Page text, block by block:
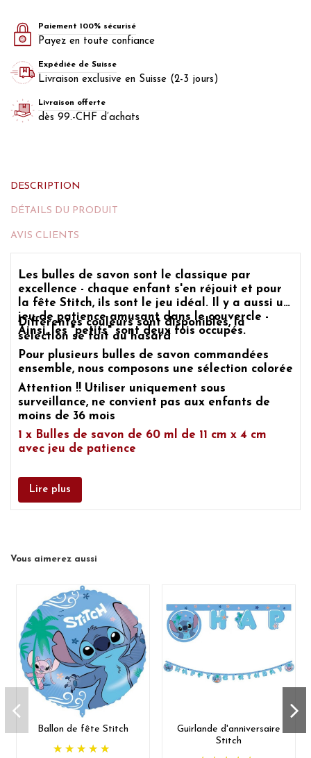
Paiement 100% sécurisé
Payez en toute confiance
Expédiée de Suisse
Livraison exclusive en Suisse (2-3 jours)
Livraison offerte
dès 99.-CHF d’achats
DESCRIPTION
DÉTAILS DU PRODUIT
AVIS CLIENTS
Les bulles de savon sont le classique par
excellence - chaque enfant s'en réjouit et pour
la fête Stitch, ils sont le jeu idéal. Il y a aussi un
jeu de patience amusant dans le couvercle -
Ainsi, les "petits" sont deux fois occupés.
Différentes couleurs sont disponibles, la
sélection se fait au hasard
Pour plusieurs bulles de savon commandées
ensemble, nous composons une sélection colorée
Attention !! Utiliser uniquement sous
surveillance, ne convient pas aux enfants de
moins de 36 mois
1 x Bulles de savon de 60 ml de 11 cm x 4 cm
avec jeu de patience
Lire plus
Vous aimerez aussi
Ballon de fête Stitch
Guirlande d'anniversaire
Stitch